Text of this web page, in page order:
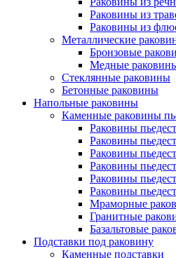
Раковины из
Раковины из
Металлические
Бронзовые
Медные
Стеклянные раковины
Бетонные раковины
Напольные раковины
Каменные раковины
Раковины
Раковины
Раковины
Раковины
Раковины
Раковины
Мраморные
Гранитные
Базальтовые
Подставки под раковину
Каменные подставки